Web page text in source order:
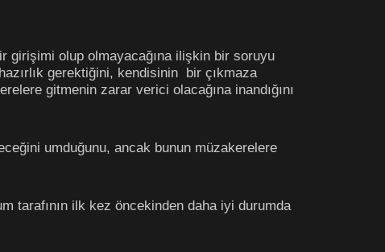
girişimi olup olmayacağına ilişkin bir soruyu
gerektiğini, kendisinin bir çıkmaza
gitmenin zarar verici olacağına inandığını
umduğunu, ancak bunun müzakerelere
tarafının ilk kez öncekinden daha iyi durumda